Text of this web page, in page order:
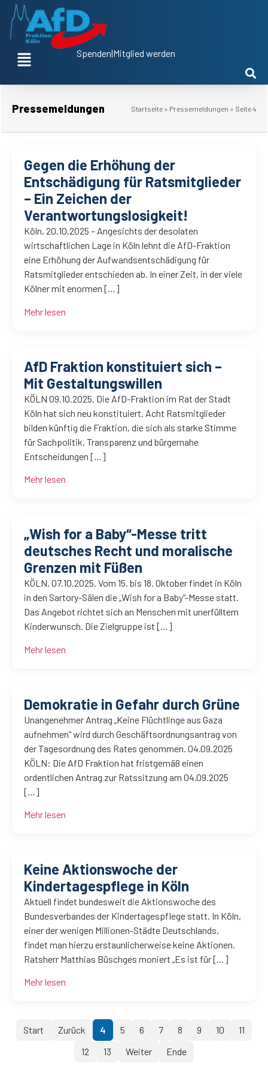
Spenden|Mitglied werden
Pressemeldungen Startseite » Pressemeldungen » Seite 4
Gegen die Erhöhung der
Entschädigung für Ratsmitglieder
– Ein Zeichen der
Verantwortungslosigkeit!
Köln, 20.10.2025 – Angesichts der desolaten
wirtschaftlichen Lage in Köln lehnt die AfD-Fraktion
eine Erhöhung der Aufwandsentschädigung für
Ratsmitglieder entschieden ab. In einer Zeit, in der viele
Kölner mit enormen […]
Mehr lesen
AfD Fraktion konstituiert sich –
Mit Gestaltungswillen
KÖLN 09.10.2025. Die AfD-Fraktion im Rat der Stadt
Köln hat sich neu konstituiert. Acht Ratsmitglieder
bilden künftig die Fraktion, die sich als starke Stimme
für Sachpolitik, Transparenz und bürgernahe
Entscheidungen […]
Mehr lesen
„Wish for a Baby“-Messe tritt
deutsches Recht und moralische
Grenzen mit Füßen
KÖLN, 07.10.2025. Vom 15. bis 18. Oktober findet in Köln
in den Sartory-Sälen die „Wish for a Baby“-Messe statt.
Das Angebot richtet sich an Menschen mit unerfülltem
Kinderwunsch. Die Zielgruppe ist […]
Mehr lesen
Demokratie in Gefahr durch Grüne
Unangenehmer Antrag „Keine Flüchtlinge aus Gaza
aufnehmen“ wird durch Geschäftsordnungsantrag von
der Tagesordnung des Rates genommen. 04.09.2025
KÖLN: Die AfD Fraktion hat fristgemäß einen
ordentlichen Antrag zur Ratssitzung am 04.09.2025
[…]
Mehr lesen
Keine Aktionswoche der
Kindertagespflege in Köln
Aktuell findet bundesweit die Aktionswoche des
Bundesverbandes der Kindertagespflege statt. In Köln,
einer der wenigen Millionen-Städte Deutschlands,
findet man hierzu erstaunlicherweise keine Aktionen.
Ratsherr Matthias Büschges moniert „Es ist für […]
Mehr lesen
Start Zurück 4 5 6 7 8 9 10
11
12
13 Weiter Ende